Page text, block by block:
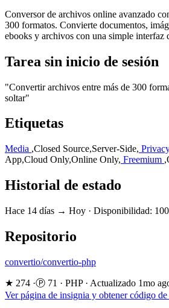
Conversor de archivos online avanzado
300 formatos. Convierte documentos,
ebooks y archivos con una simple interfaz
Tarea sin inicio de sesión
"Convertir archivos entre más de 300
soltar"
Etiquetas
Media ,Closed Source,Server-Side,
App,Cloud Only,Online Only, Freemium ,
Historial de estado
Hace 14 días → Hoy · Disponibilidad:
Repositorio
convertio/convertio-php
★ 274 ·Ⓟ 71 · PHP · Actualizado 1mo
Ver página de insignia y obtener código